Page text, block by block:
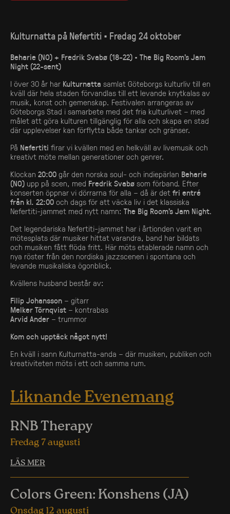
Kulturnatta på Nefertiti • Fredag 24 oktober
Beharie (NO) + Fredrik Svabø (18-22) • The Big Room’s Jam
Night (22-sent)
I över 30 år har Kulturnatta samlat Göteborgs kulturliv till en
kväll där hela staden förvandlas till ett levande knytkalas av
musik, konst och gemenskap. Festivalen arrangeras av
Göteborgs Stad i samarbete med det fria kulturlivet – med
målet att göra kulturen tillgänglig för alla och skapa en stad
där upplevelser kan förflytta både tankar och gränser.
På Nefertiti firar vi kvällen med en helkväll av livemusik och
kreativt möte mellan generationer och genrer.
Klockan 20:00går den norska soul- och indiepärlan Beharie
(NO) upp på scen, med Fredrik Svabøsom förband. Efter
konserten öppnar vi dörrarna för alla – då är detfri entré
från kl. 22:00och dags för att väcka liv i det klassiska
Nefertiti-jammet med nytt namn: The Big Room’s Jam Night.
Det legendariska Nefertiti-jammet har i årtionden varit en
mötesplats där musiker hittat varandra, band har bildats
och musiken fått flöda fritt. Här möts etablerade namn och
nya röster från den nordiska jazzscenen i spontana och
levande musikaliska ögonblick.
Kvällens husband består av:
Filip Johansson – gitarr
Melker Törnqvist – kontrabas
Arvid Ander – trummor
Kom och upptäck något nytt!
En kväll i sann Kulturnatta-anda – där musiken, publiken och
kreativiteten möts i ett och samma rum.
Liknande Evenemang
RNB Therapy
Fredag 7 augusti
LÄS MER
Colors Green: Konshens (JA)
Onsdag 12 augusti